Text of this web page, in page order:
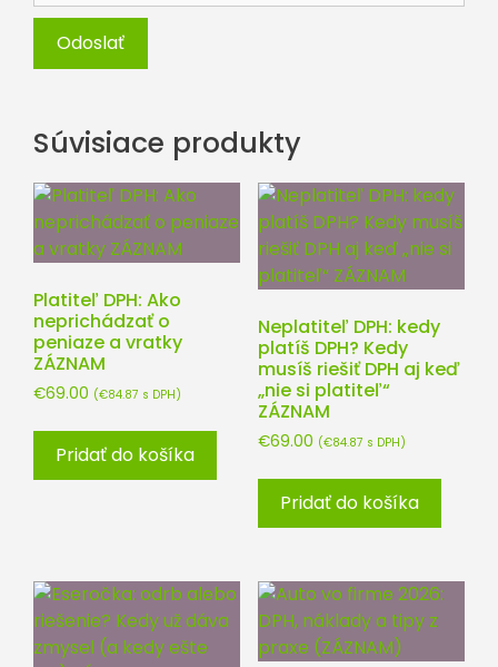
Súvisiace produkty
Platiteľ DPH: Ako
neprichádzať o
peniaze a vratky
ZÁZNAM
€69.00 (€84.87 s DPH)
Pridať do košíka
Neplatiteľ DPH: kedy
platíš DPH? Kedy
musíš riešiť DPH aj keď
„nie si platiteľ“
ZÁZNAM
€69.00 (€84.87 s DPH)
Pridať do košíka